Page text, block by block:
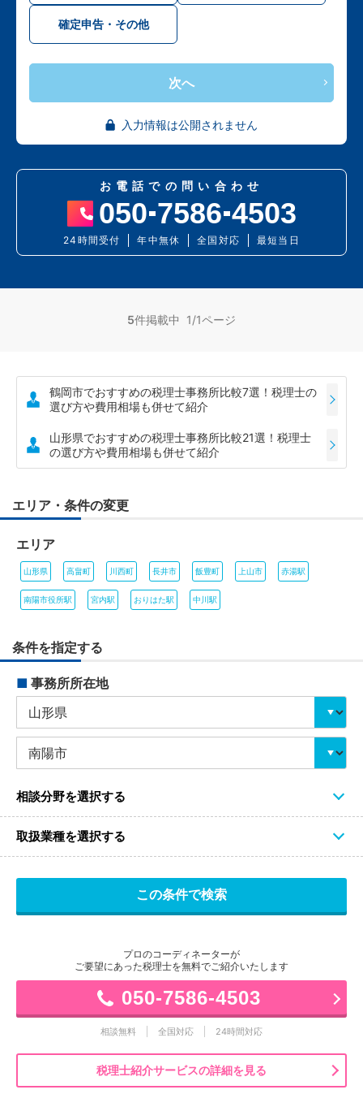
確定申告・その他
次へ
入力情報は公開されません
お電話での問い合わせ
050 7586 4503
24時間受付 年中無休 全国対応 最短当日
5件掲載中 1/1ページ
鶴岡市でおすすめの税理士事務所比較7選！税理士の
選び方や費用相場も併せて紹介
山形県でおすすめの税理士事務所比較21選！税理士
の選び方や費用相場も併せて紹介
エリア・条件の変更
エリア
山形県 高畠町 川西町 長井市 飯豊町 上山市 赤湯駅
南陽市役所駅 宮内駅 おりはた駅 中川駅
条件を指定する
■ 事務所所在地
相談分野を選択する
取扱業種を選択する
プロのコーディネーターが
ご要望にあった税理士を無料でご紹介いたします
050-7586-4503
相談無料 全国対応 24時間対応
税理士紹介サービスの詳細を見る